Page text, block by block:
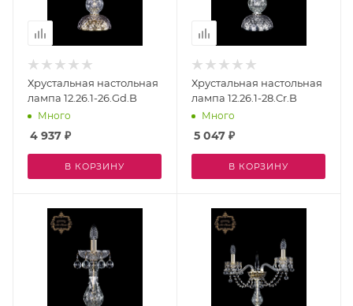
Хрустальная настольная
лампа 12.26.1-26.Gd.B
Много
4 937 ₽
В КОРЗИНУ
Хрустальная настольная
лампа 12.26.1-28.Cr.B
Много
5 047 ₽
В КОРЗИНУ